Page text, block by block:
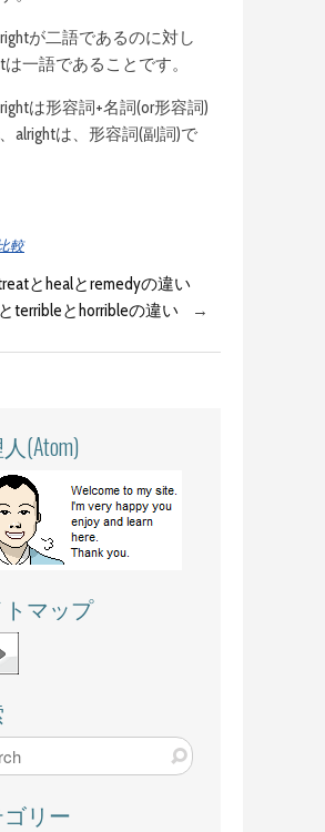
が二語であるのに対し
は一語であることです。
は形容詞+名詞(or形容詞)
alrightは、形容詞(副詞)で
較
とhealとremedyの違い
terribleとhorribleの違い
→
(Atom)
マップ
リー